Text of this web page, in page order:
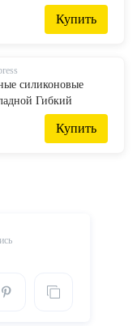
щетками для 20
сол...Купить
силиконовые
Гибкий
соломы с
для чистки
Купить